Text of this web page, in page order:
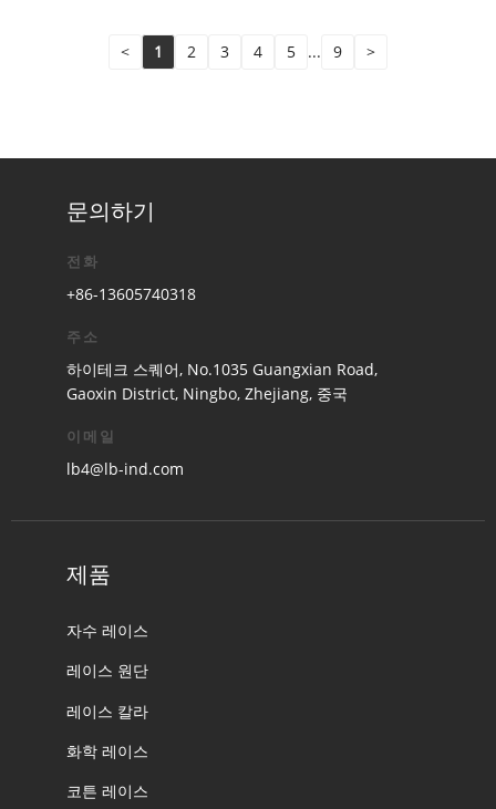
< 1 2 3 4 5 ... 9 >
문의하기
전화
+86-13605740318
주소
하이테크 스퀘어, No.1035 Guangxian Road,
Gaoxin District, Ningbo, Zhejiang, 중국
이메일
lb4@lb-ind.com
제품
자수 레이스
레이스 원단
레이스 칼라
화학 레이스
코튼 레이스